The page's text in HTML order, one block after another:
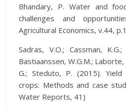
Bhandary, P. Water and
challenges and
Agricultural Economics, v.44,
Sadras, V.O.; Cassman,
Bastiaanssen, W.G.M.; Laborte,
G.; Steduto, P. (2015).
crops: Methods and case
Water Reports, 41)